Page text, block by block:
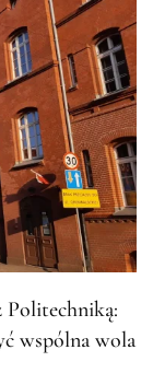
Politechniką:
wspólna wola